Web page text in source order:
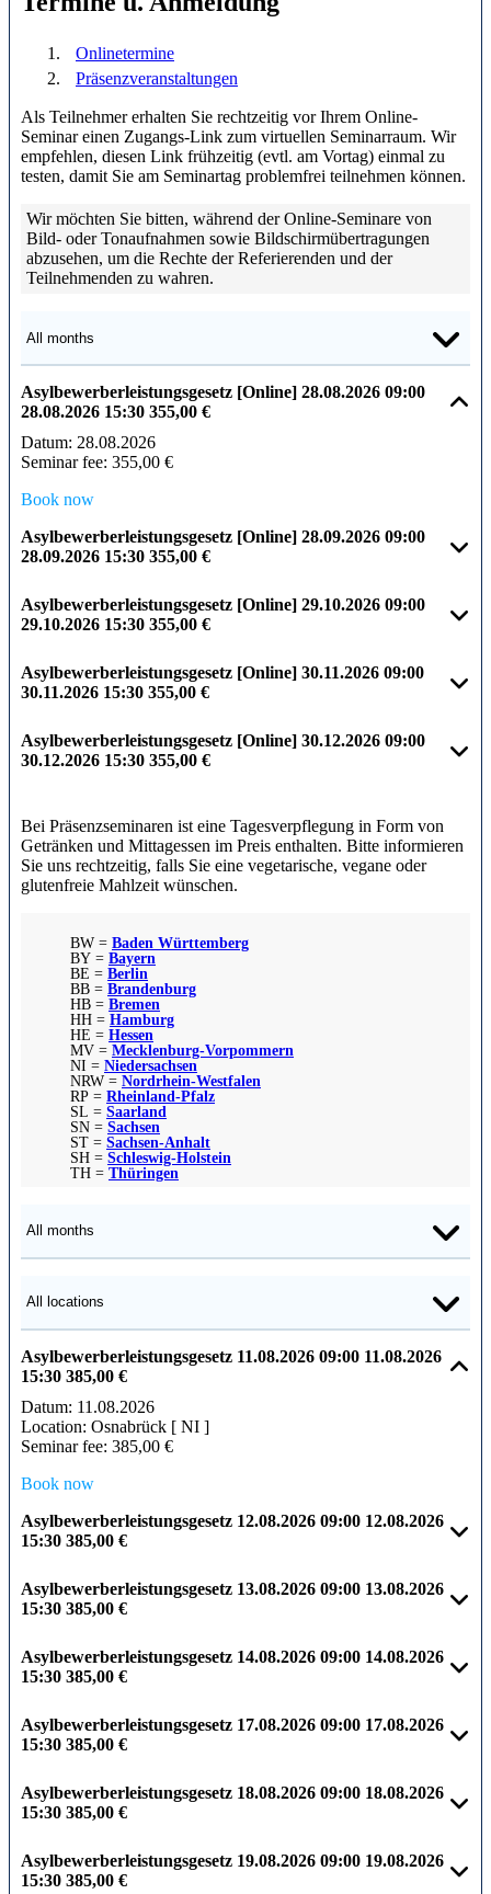
Onlinetermine
Präsenzveranstaltungen
Als Teilnehmer erhalten Sie rechtzeitig vor Ihrem Online-
Seminar einen Zugangs-Link zum virtuellen Seminarraum. Wir
empfehlen, diesen Link frühzeitig (evtl. am Vortag) einmal zu
testen, damit Sie am Seminartag problemfrei teilnehmen können.
Wir möchten Sie bitten, während der Online-Seminare von
Bild- oder Tonaufnahmen sowie Bildschirmübertragungen
abzusehen, um die Rechte der Referierenden und der
Teilnehmenden zu wahren.
Asylbewerberleistungsgesetz [Online] 28.08.2026 09:00
28.08.2026 15:30 355,00 €
Datum: 28.08.2026
Seminar fee: 355,00 €
Book now
Asylbewerberleistungsgesetz [Online] 28.09.2026 09:00
28.09.2026 15:30 355,00 €
Asylbewerberleistungsgesetz [Online] 29.10.2026 09:00
29.10.2026 15:30 355,00 €
Asylbewerberleistungsgesetz [Online] 30.11.2026 09:00
30.11.2026 15:30 355,00 €
Asylbewerberleistungsgesetz [Online] 30.12.2026 09:00
30.12.2026 15:30 355,00 €
Bei Präsenzseminaren ist eine Tagesverpflegung in Form von
Getränken und Mittagessen im Preis enthalten. Bitte informieren
Sie uns rechtzeitig, falls Sie eine vegetarische, vegane oder
glutenfreie Mahlzeit wünschen.
BW = Baden Württemberg
BY = Bayern
BE = Berlin
BB = Brandenburg
HB = Bremen
HH = Hamburg
HE = Hessen
MV = Mecklenburg-Vorpommern
NI = Niedersachsen
NRW = Nordrhein-Westfalen
RP = Rheinland-Pfalz
SL = Saarland
SN = Sachsen
ST = Sachsen-Anhalt
SH = Schleswig-Holstein
TH = Thüringen
Asylbewerberleistungsgesetz 11.08.2026 09:00 11.08.2026
15:30 385,00 €
Datum: 11.08.2026
Location: Osnabrück [ NI ]
Seminar fee: 385,00 €
Book now
Asylbewerberleistungsgesetz 12.08.2026 09:00 12.08.2026
15:30 385,00 €
Asylbewerberleistungsgesetz 13.08.2026 09:00 13.08.2026
15:30 385,00 €
Asylbewerberleistungsgesetz 14.08.2026 09:00 14.08.2026
15:30 385,00 €
Asylbewerberleistungsgesetz 17.08.2026 09:00 17.08.2026
15:30 385,00 €
Asylbewerberleistungsgesetz 18.08.2026 09:00 18.08.2026
15:30 385,00 €
Asylbewerberleistungsgesetz 19.08.2026 09:00 19.08.2026
15:30 385,00 €